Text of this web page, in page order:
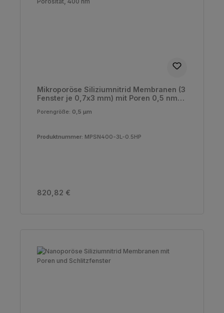
Mikroporöse Siliziumnitrid Membranen (3
Fenster je 0,7x3 mm) mit Poren 0,5 nm
Porengröße: 0,5 µm
Produktnummer: MPSN400-3L-0.5HP
Regulärer Preis:
820,82 €